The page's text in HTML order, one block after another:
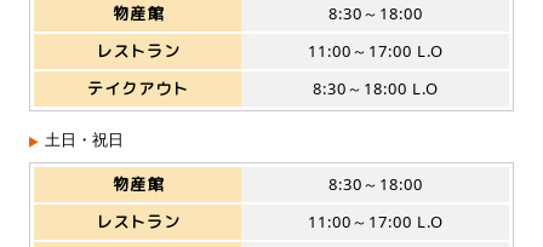
物産館
8:30～18:00
レストラン
11:00～17:00 L.O
テイクアウト
8:30～18:00 L.O
土日・祝日
物産館
8:30～18:00
レストラン
11:00～17:00 L.O